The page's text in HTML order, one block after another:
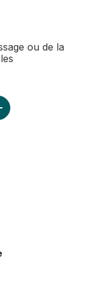
ou de la
original, boîte au
Dîner de